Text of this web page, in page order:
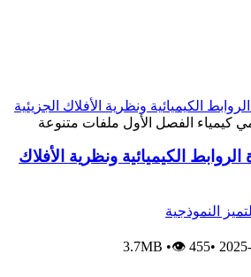
كيمياء الفصل الأول ملفات متنوعة
الكيميائية ونظرية الأفلاك
النموذجية
•
3.7MB •👁 455